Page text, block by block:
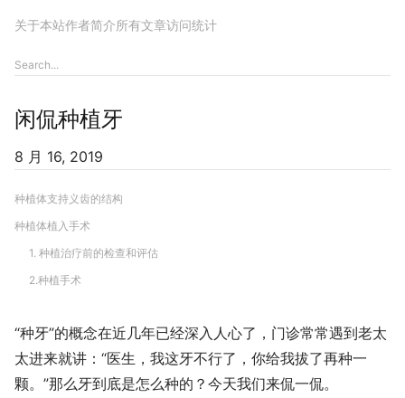
关于本站作者简介所有文章访问统计
闲侃种植牙
8 月 16, 2019
种植体支持义齿的结构
种植体植入手术
1. 种植治疗前的检查和评估
2.种植手术
“种牙”的概念在近几年已经深入人心了，门诊常常遇到老太
太进来就讲：“医生，我这牙不行了，你给我拔了再种一
颗。”那么牙到底是怎么种的？今天我们来侃一侃。